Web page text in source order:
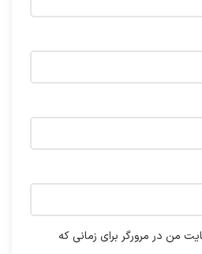
من در مرورگر برای زمانی که